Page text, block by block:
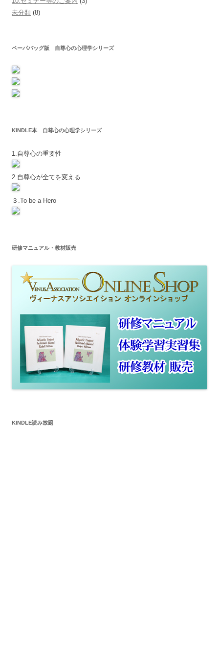
未分類 (8)
ペーパバッグ版 自尊心の心理学シリーズ
KINDLE本 自尊心の心理学シリーズ
1.自尊心の重要性
2.自尊心が全てを変える
３.To be a Hero
研修マニュアル・教材販売
KINDLE読み放題